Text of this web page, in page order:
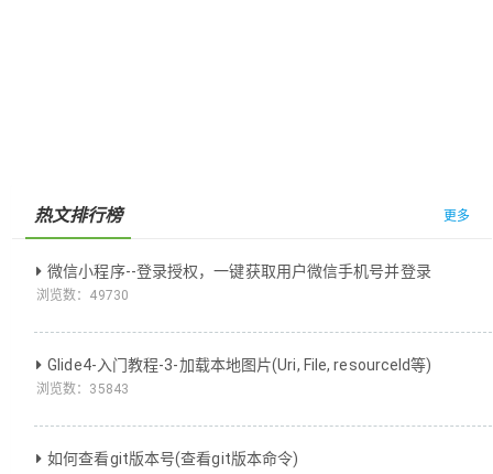
热文排行榜 更多
微信小程序--登录授权，一键获取用户微信手机号并登录
浏览数： 49730
Glide4-入门教程-3-加载本地图片(Uri, File, resourceId等)
浏览数： 35843
如何查看git版本号(查看git版本命令)